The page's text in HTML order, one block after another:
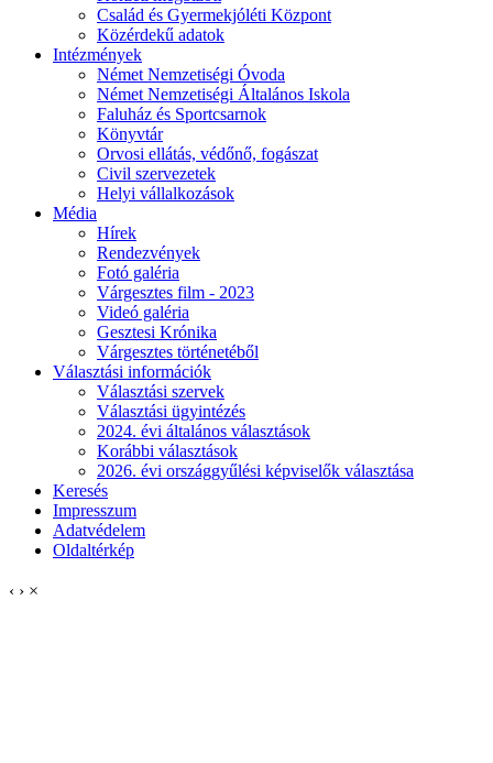
Család és Gyermekjóléti Központ
Közérdekű adatok
Intézmények
Német Nemzetiségi Óvoda
Német Nemzetiségi Általános Iskola
Faluház és Sportcsarnok
Könyvtár
Orvosi ellátás, védőnő, fogászat
Civil szervezetek
Helyi vállalkozások
Média
Hírek
Rendezvények
Fotó galéria
Várgesztes film - 2023
Videó galéria
Gesztesi Krónika
Várgesztes történetéből
Választási információk
Választási szervek
Választási ügyintézés
2024. évi általános választások
Korábbi választások
2026. évi országgyűlési képviselők választása
Keresés
Impresszum
Adatvédelem
Oldaltérkép
‹ › ×